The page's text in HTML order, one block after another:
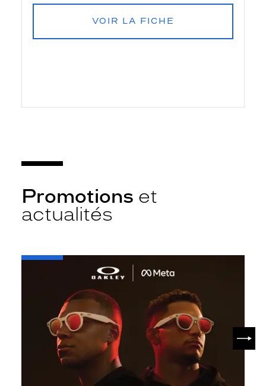
VOIR LA FICHE
Promotions et
actualités
-